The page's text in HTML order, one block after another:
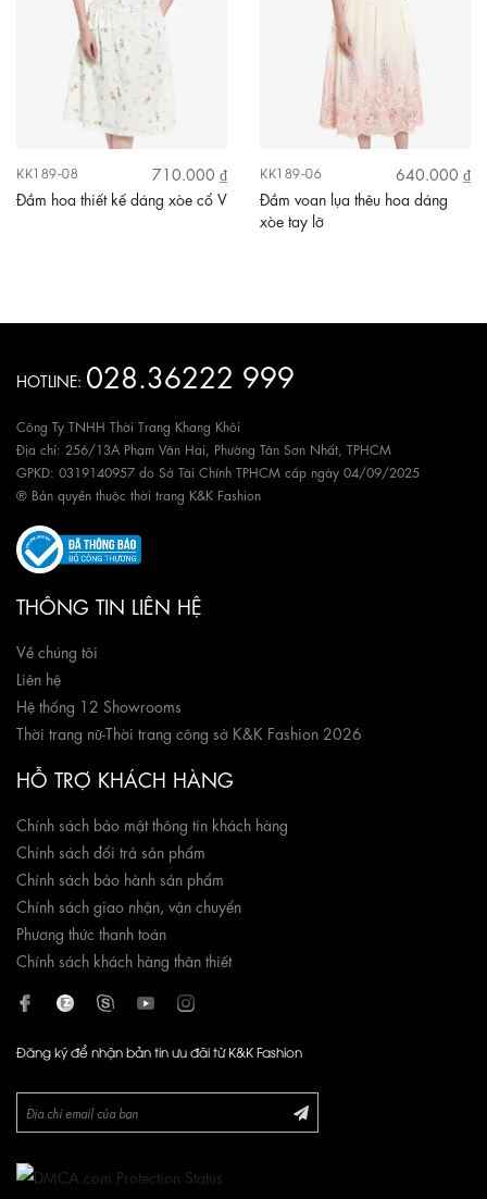
KK189-08
710.000 ₫
Đầm hoa thiết kế dáng xòe cổ V
KK189-06
640.000 ₫
Đầm voan lụa thêu hoa dáng
xòe tay lỡ
HOTLINE: 028.36222 999
Công Ty TNHH Thời Trang Khang Khôi
Địa chỉ: 256/13A Phạm Văn Hai, Phường Tân Sơn Nhất, TPHCM
GPKD: 0319140957 do Sở Tài Chính TPHCM cấp ngày 04/09/2025
® Bản quyền thuộc thời trang K&K Fashion
THÔNG TIN LIÊN HỆ
Về chúng tôi
Liên hệ
Hệ thống 12 Showrooms
Thời trang nữ-Thời trang công sở K&K Fashion 2026
HỖ TRỢ KHÁCH HÀNG
Chính sách bảo mật thông tin khách hàng
Chính sách đổi trả sản phẩm
Chính sách bảo hành sản phẩm
Chính sách giao nhận, vận chuyển
Phương thức thanh toán
Chính sách khách hàng thân thiết
Đăng ký để nhận bản tin ưu đãi từ K&K Fashion